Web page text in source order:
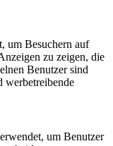
um Besuchern auf
zu zeigen, die
Benutzer sind
werbetreibende
um Benutzer